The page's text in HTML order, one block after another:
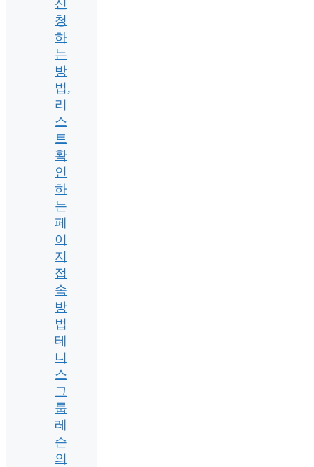
신
청
하
는
방
법,
리
스
트
확
인
하
는
페
이
지
접
속
방
법
테
니
스
그
룹
레
슨
의